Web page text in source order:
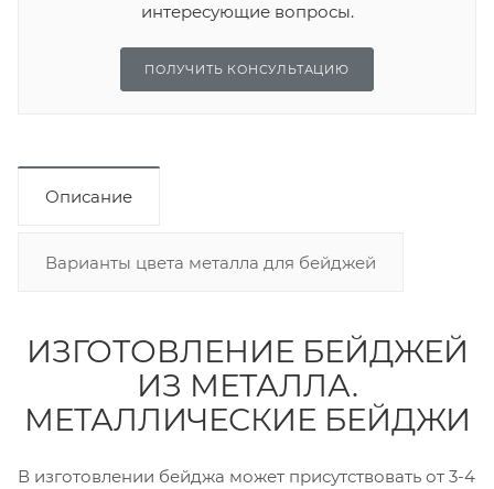
интересующие вопросы.
ПОЛУЧИТЬ КОНСУЛЬТАЦИЮ
Описание
Варианты цвета металла для бейджей
ИЗГОТОВЛЕНИЕ БЕЙДЖЕЙ
ИЗ МЕТАЛЛА.
МЕТАЛЛИЧЕСКИЕ БЕЙДЖИ
В изготовлении бейджа может присутствовать от 3-4